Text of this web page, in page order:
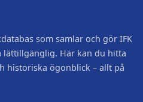
som samlar och gör IFK
Här kan du hitta
historiska ögonblick – allt på